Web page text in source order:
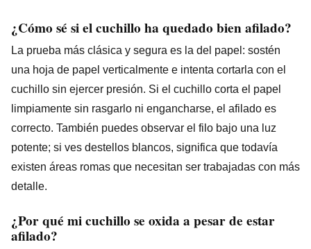
¿Cómo sé si el cuchillo ha quedado bien afilado?
La prueba más clásica y segura es la del papel: sostén
una hoja de papel verticalmente e intenta cortarla con el
cuchillo sin ejercer presión. Si el cuchillo corta el papel
limpiamente sin rasgarlo ni engancharse, el afilado es
correcto. También puedes observar el filo bajo una luz
potente; si ves destellos blancos, significa que todavía
existen áreas romas que necesitan ser trabajadas con más
detalle.
¿Por qué mi cuchillo se oxida a pesar de estar
afilado?